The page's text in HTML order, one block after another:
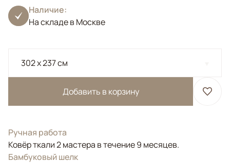
Наличие:
На складе в Москве
302 x 237 см
Добавить в корзину
Ручная работа
Ковёр ткали 2 мастера в течение 9 месяцев.
Бамбуковый шелк